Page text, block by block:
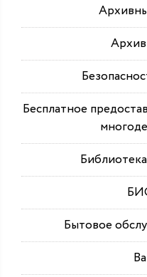
Бесплатное
Бытовое